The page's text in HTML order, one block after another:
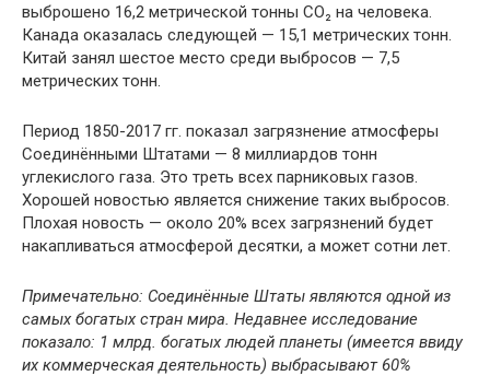
выброшено 16,2 метрической тонны CO₂ на человека.
Канада оказалась следующей — 15,1 метрических тонн.
Китай занял шестое место среди выбросов — 7,5
метрических тонн.
Период 1850-2017 гг. показал загрязнение атмосферы
Соединёнными Штатами — 8 миллиардов тонн
углекислого газа. Это треть всех парниковых газов.
Хорошей новостью является снижение таких выбросов.
Плохая новость — около 20% всех загрязнений будет
накапливаться атмосферой десятки, а может сотни лет.
Примечательно: Соединённые Штаты являются одной из
самых богатых стран мира. Недавнее исследование
показало: 1 млрд. богатых людей планеты (имеется ввиду
их коммерческая деятельность) выбрасывают 60%